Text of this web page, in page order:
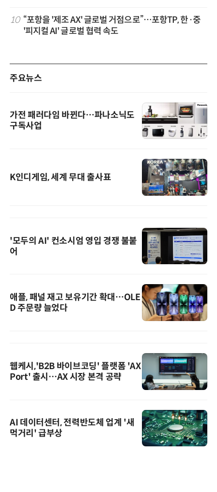
10 “포항을 '제조 AX' 글로벌 거점으로”…포항TP, 한·중
'피지컬 AI' 글로벌 협력 속도
주요뉴스
가전 패러다임 바뀐다…파나소닉도
구독사업
K인디게임, 세계 무대 출사표
'모두의 AI' 컨소시엄 영입 경쟁 불붙
어
애플, 패널 재고 보유기간 확대…OLE
D 주문량 늘었다
웹케시,'B2B 바이브코딩' 플랫폼 'AX
Port' 출시…AX 시장 본격 공략
AI 데이터센터, 전력반도체 업계 '새
먹거리' 급부상